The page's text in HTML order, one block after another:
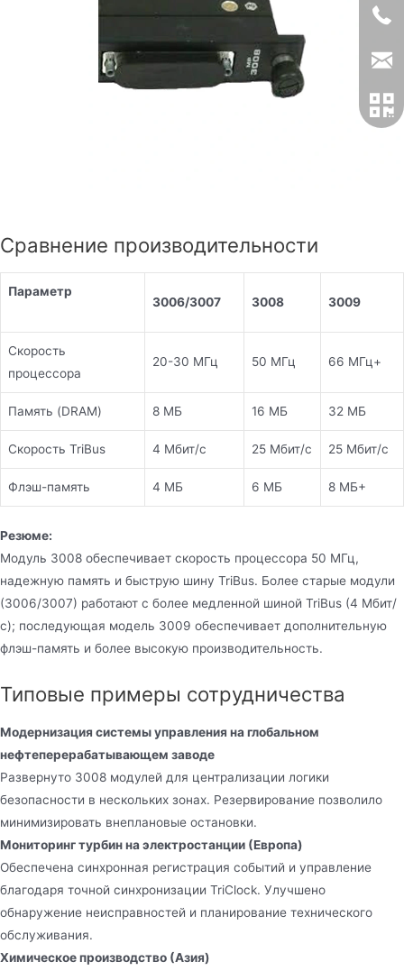
Сравнение производительности
Параметр
3006/3007 3008 3009
Скорость
процессора
20-30 МГц 50 МГц 66 МГц+
Память (DRAM) 8 МБ 16 МБ 32 МБ
Скорость TriBus 4 Мбит/с 25 Мбит/с 25 Мбит/с
Флэш-память 4 МБ 6 МБ 8 МБ+
Резюме:
Модуль 3008 обеспечивает скорость процессора 50 МГц,
надежную память и быструю шину TriBus. Более старые модули
(3006/3007) работают с более медленной шиной TriBus (4 Мбит/
с); последующая модель 3009 обеспечивает дополнительную
флэш-память и более высокую производительность.
Типовые примеры сотрудничества
Модернизация системы управления на глобальном
нефтеперерабатывающем заводе
Развернуто 3008 модулей для централизации логики
безопасности в нескольких зонах. Резервирование позволило
минимизировать внеплановые остановки.
Мониторинг турбин на электростанции (Европа)
Обеспечена синхронная регистрация событий и управление
благодаря точной синхронизации TriClock. Улучшено
обнаружение неисправностей и планирование технического
обслуживания.
Химическое производство (Азия)